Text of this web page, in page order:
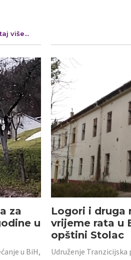
više...
za
u
u BiH,
Logori i druga
vrijeme rata u
opštini Stolac
Udruženje Tranzicijska